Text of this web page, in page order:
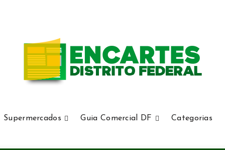
Supermercados Guia Comercial DF Categorias